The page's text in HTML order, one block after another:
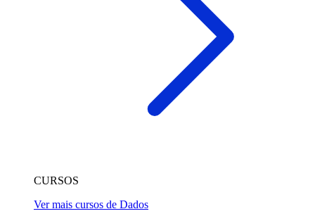
CURSOS
Ver mais cursos de Dados